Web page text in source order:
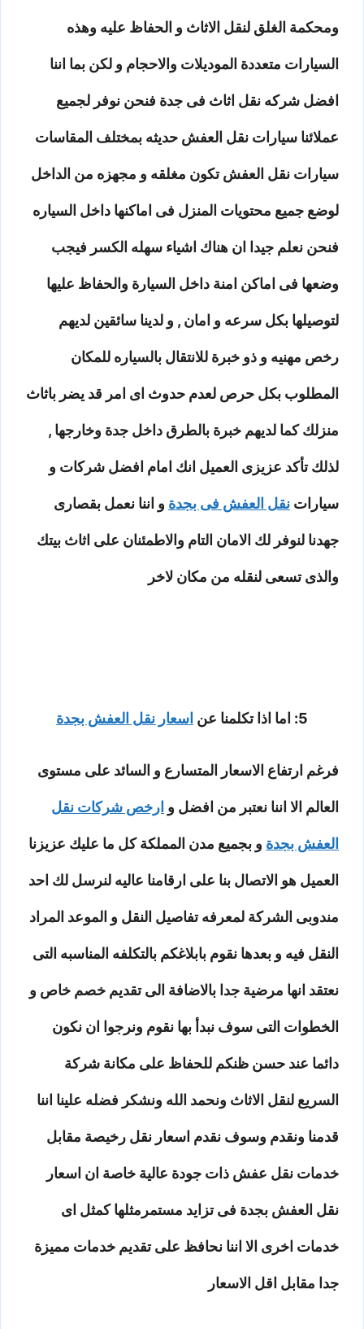
ومحكمة الغلق لنقل الاثاث و الحفاظ عليه وهذه
السيارات متعددة الموديلات والاحجام و لكن بما اننا
افضل شركه نقل اثاث فى جدة فنحن نوفر لجميع
عملائنا سيارات نقل العفش حديثه بمختلف المقاسات
سيارات نقل العفش تكون مغلقه و مجهزه من الداخل
لوضع جميع محتويات المنزل فى اماكنها داخل السياره
فنحن نعلم جيدا ان هناك اشياء سهله الكسر فيجب
وضعها فى اماكن امنة داخل السيارة والحفاظ عليها
لتوصيلها بكل سرعه و امان , و لدينا سائقين لديهم
رخص مهنيه و ذو خبرة للانتقال بالسياره للمكان
المطلوب بكل حرص لعدم حدوث اى امر قد يضر باثاث
منزلك كما لديهم خبرة بالطرق داخل جدة وخارجها ,
لذلك تأكد عزيزى العميل انك امام افضل شركات و
سيارات نقل العفش فى بجدة و اننا نعمل بقصارى
جهدنا لنوفر لك الامان التام والاطمئنان على اثاث بيتك
والذى تسعى لنقله من مكان لاخر
5: اما اذا تكلمنا عن اسعار نقل العفش بجدة
فرغم ارتفاع الاسعار المتسارع و السائد على مستوى
العالم الا اننا نعتبر من افضل و ارخص شركات نقل
العفش بجدة و بجميع مدن المملكة كل ما عليك عزيزنا
العميل هو الاتصال بنا على ارقامنا عاليه لنرسل لك احد
مندوبى الشركة لمعرفه تفاصيل النقل و الموعد المراد
النقل فيه و بعدها نقوم بابلاغكم بالتكلفه المناسبه التى
نعتقد انها مرضية جدا بالاضافة الى تقديم خصم خاص و
الخطوات التى سوف نبدأ بها نقوم ونرجوا ان نكون
دائما عند حسن ظنكم للحفاظ على مكانة شركة
السريع لنقل الاثاث ونحمد الله ونشكر فضله علينا اننا
قدمنا ونقدم وسوف نقدم اسعار نقل رخيصة مقابل
خدمات نقل عفش ذات جودة عالية خاصة ان اسعار
نقل العفش بجدة فى تزايد مستمرمثلها كمثل اى
خدمات اخرى الا اننا نحافظ على تقديم خدمات مميزة
جدا مقابل اقل الاسعار